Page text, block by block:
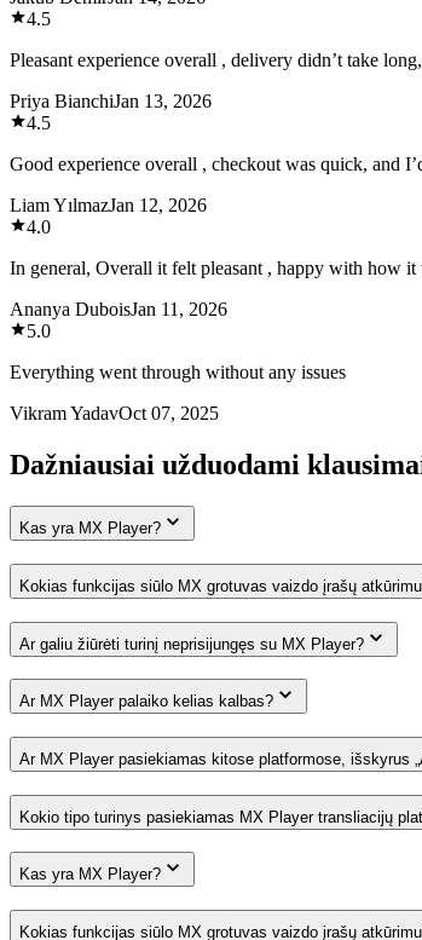
4.5
Pleasant experience overall , delivery didn’t take
Priya BianchiJan 13, 2026
4.5
Good experience overall , checkout was quick, and
Liam YılmazJan 12, 2026
4.0
In general, Overall it felt pleasant , happy with how it
Ananya DuboisJan 11, 2026
5.0
Everything went through without any issues
Vikram YadavOct 07, 2025
Dažniausiai užduodami
Kas yra MX Player?
Kokias funkcijas siūlo MX grotuvas vaizdo įrašų
Ar galiu žiūrėti turinį neprisijungęs su MX Player?
Ar MX Player palaiko kelias kalbas?
Ar MX Player pasiekiamas kitose platformose, išskyrus
Kokio tipo turinys pasiekiamas MX Player transliacijų
Kas yra MX Player?
Kokias funkcijas siūlo MX grotuvas vaizdo įrašų